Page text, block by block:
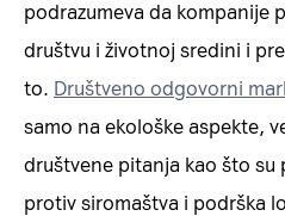
podrazumeva da kompanije
društvu i životnoj sredini i
to. Društveno odgovorni
samo na ekološke aspekte,
društvene pitanja kao što su
protiv siromaštva i podrška